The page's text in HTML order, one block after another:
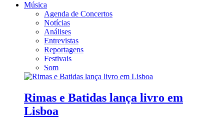
Música
Agenda de Concertos
Notícias
Análises
Entrevistas
Reportagens
Festivais
Som
Rimas e Batidas lança livro em
Lisboa